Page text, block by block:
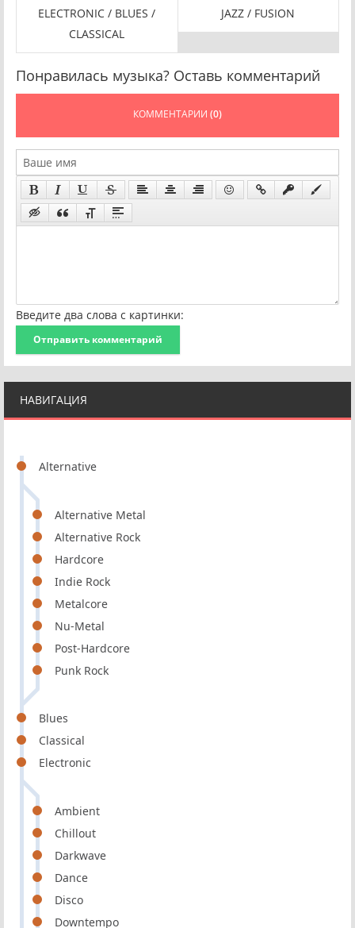
НАВИГАЦИЯ
Alternative
Alternative Metal
Alternative Rock
Hardcore
Indie Rock
Metalcore
Nu-Metal
Post-Hardcore
Punk Rock
Blues
Classical
Electronic
Ambient
Chillout
Darkwave
Dance
Disco
Downtempo
ELECTRONIC / BLUES /
CLASSICAL
JAZZ / FUSION
Понравилась музыка? Оставь комментарий
КОММЕНТАРИИ (0)
Введите два слова с картинки:
Отправить комментарий